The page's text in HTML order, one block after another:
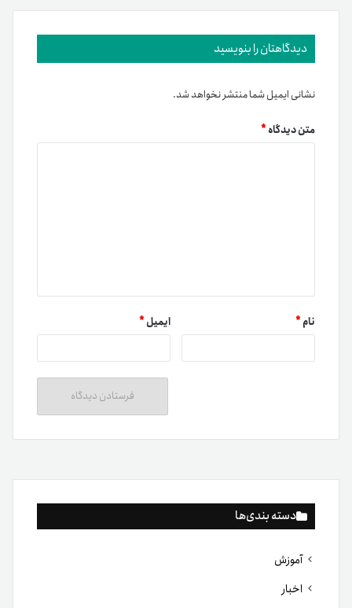
دسته بندی‌ها
آموزش
اخبار
دیدگاهتان را بنویسید
نشانی ایمیل شما منتشر نخواهد شد.
متن دیدگاه*
نام* ایمیل*